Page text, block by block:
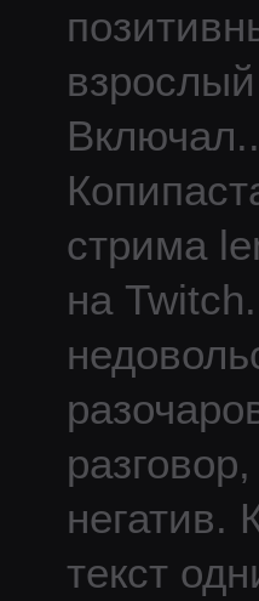
Включал
стрима
на Twitch.
негатив.
текст